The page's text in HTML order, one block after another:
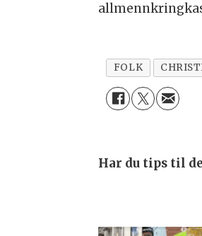
FOLK
Har du tips til